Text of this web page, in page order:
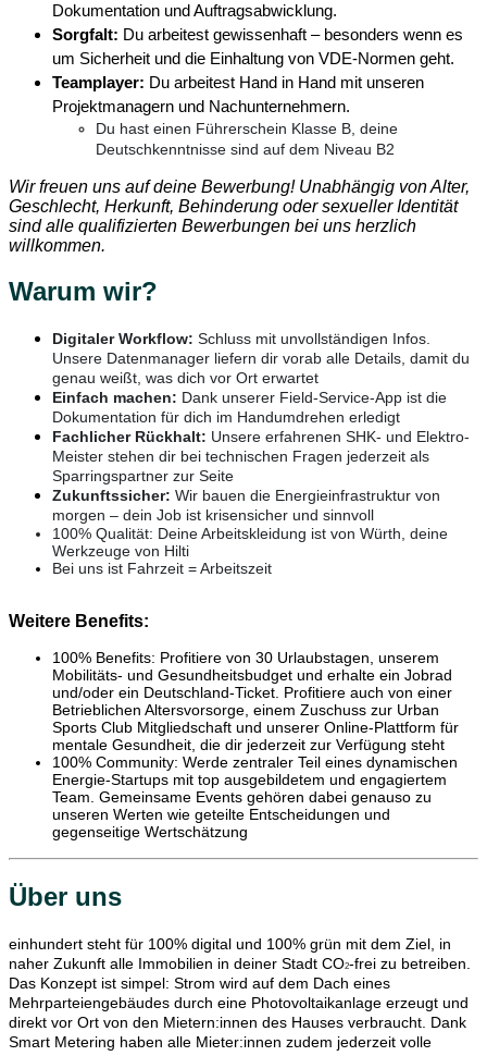
Dokumentation und Auftragsabwicklung.
Sorgfalt: Du arbeitest gewissenhaft – besonders wenn es
um Sicherheit und die Einhaltung von VDE-Normen geht.
Teamplayer: Du arbeitest Hand in Hand mit unseren
Projektmanagern und Nachunternehmern.
Du hast einen Führerschein Klasse B, deine
Deutschkenntnisse sind auf dem Niveau B2
Wir freuen uns auf deine Bewerbung! Unabhängig von Alter,
Geschlecht, Herkunft, Behinderung oder sexueller Identität
sind alle qualifizierten Bewerbungen bei uns herzlich
willkommen.
Warum wir?
Digitaler Workflow: Schluss mit unvollständigen Infos.
Unsere Datenmanager liefern dir vorab alle Details, damit du
genau weißt, was dich vor Ort erwartet
Einfach machen: Dank unserer Field-Service-App ist die
Dokumentation für dich im Handumdrehen erledigt
Fachlicher Rückhalt: Unsere erfahrenen SHK- und Elektro-
Meister stehen dir bei technischen Fragen jederzeit als
Sparringspartner zur Seite
Zukunftssicher: Wir bauen die Energieinfrastruktur von
morgen – dein Job ist krisensicher und sinnvoll
100% Qualität: Deine Arbeitskleidung ist von Würth, deine
Werkzeuge von Hilti
Bei uns ist Fahrzeit = Arbeitszeit
Weitere Benefits:
100% Benefits: Profitiere von 30 Urlaubstagen, unserem
Mobilitäts- und Gesundheitsbudget und erhalte ein Jobrad
und/oder ein Deutschland-Ticket. Profitiere auch von einer
Betrieblichen Altersvorsorge, einem Zuschuss zur Urban
Sports Club Mitgliedschaft und unserer Online-Plattform für
mentale Gesundheit, die dir jederzeit zur Verfügung steht
100% Community: Werde zentraler Teil eines dynamischen
Energie-Startups mit top ausgebildetem und engagiertem
Team. Gemeinsame Events gehören dabei genauso zu
unseren Werten wie geteilte Entscheidungen und
gegenseitige Wertschätzung
Über uns
einhundert steht für 100% digital und 100% grün mit dem Ziel, in
naher Zukunft alle Immobilien in deiner Stadt CO2-frei zu betreiben.
Das Konzept ist simpel: Strom wird auf dem Dach eines
Mehrparteiengebäudes durch eine Photovoltaikanlage erzeugt und
direkt vor Ort von den Mietern:innen des Hauses verbraucht. Dank
Smart Metering haben alle Mieter:innen zudem jederzeit volle